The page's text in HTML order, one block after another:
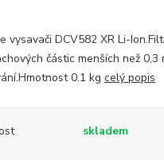
vysavači DCV582 XR Li-
částic menších než 0,3
0.1 kg celý popis
skladem